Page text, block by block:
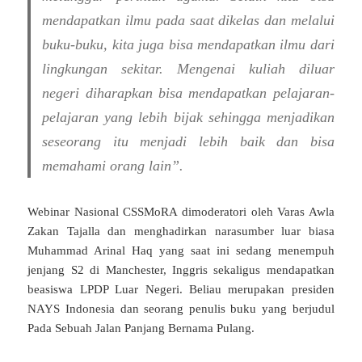
mendapatkan ilmu pada saat dikelas dan melalui
buku-buku, kita juga bisa mendapatkan ilmu dari
lingkungan sekitar. Mengenai kuliah diluar
negeri diharapkan bisa mendapatkan pelajaran-
pelajaran yang lebih bijak sehingga menjadikan
seseorang itu menjadi lebih baik dan bisa
memahami orang lain”.
Webinar Nasional CSSMoRA dimoderatori oleh Varas Awla
Zakan Tajalla dan menghadirkan narasumber luar biasa
Muhammad Arinal Haq yang saat ini sedang menempuh
jenjang S2 di Manchester, Inggris sekaligus mendapatkan
beasiswa LPDP Luar Negeri. Beliau merupakan presiden
NAYS Indonesia dan seorang penulis buku yang berjudul
Pada Sebuah Jalan Panjang Bernama Pulang.